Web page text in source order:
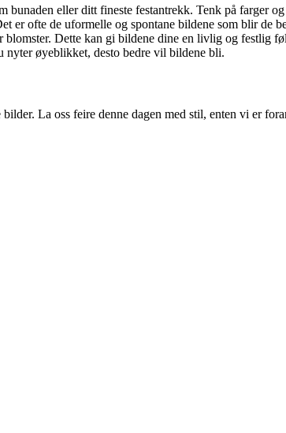
bunaden eller ditt fineste festantrekk. Tenk på farger
er ofte de uformelle og spontane bildene som blir de
Dette kan gi bildene dine en livlig og festlig
øyeblikket, desto bedre vil bildene bli.
La oss feire denne dagen med stil, enten vi er